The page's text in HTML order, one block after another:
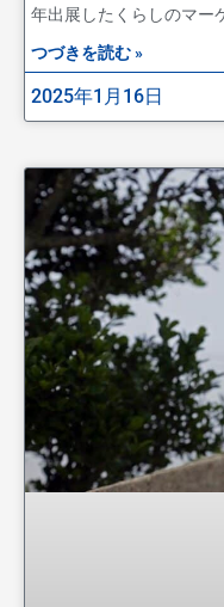
年出展したくらしのマー
つづきを読む »
2025年1月16日